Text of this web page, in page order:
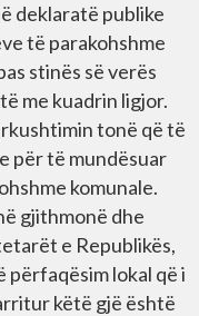
deklaratë publike
të parakohshme
stinës së verës
me kuadrin ligjor.
tonë që të
për të mundësuar
komunale.
gjithmonë dhe
e Republikës,
përfaqësim lokal që i
këtë gjë është